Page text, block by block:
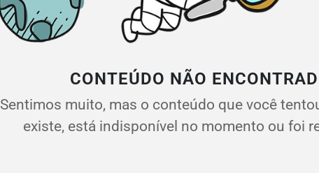
CONTEÚDO NÃO
Sentimos muito, mas o conteúdo que você
existe, está indisponível no momento ou foi